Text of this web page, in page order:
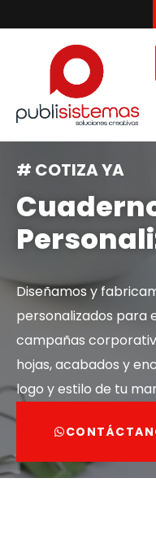
# COTIZA YA
Diseñamos y
personalizados para
campañas
hojas, acabados y
logo y estilo de tu